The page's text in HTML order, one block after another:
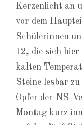
Kerzenlicht an
vor dem
Schülerinnen
12, die sich hier
kalten
Steine lesbar
Opfer der NS-
Montag kurz